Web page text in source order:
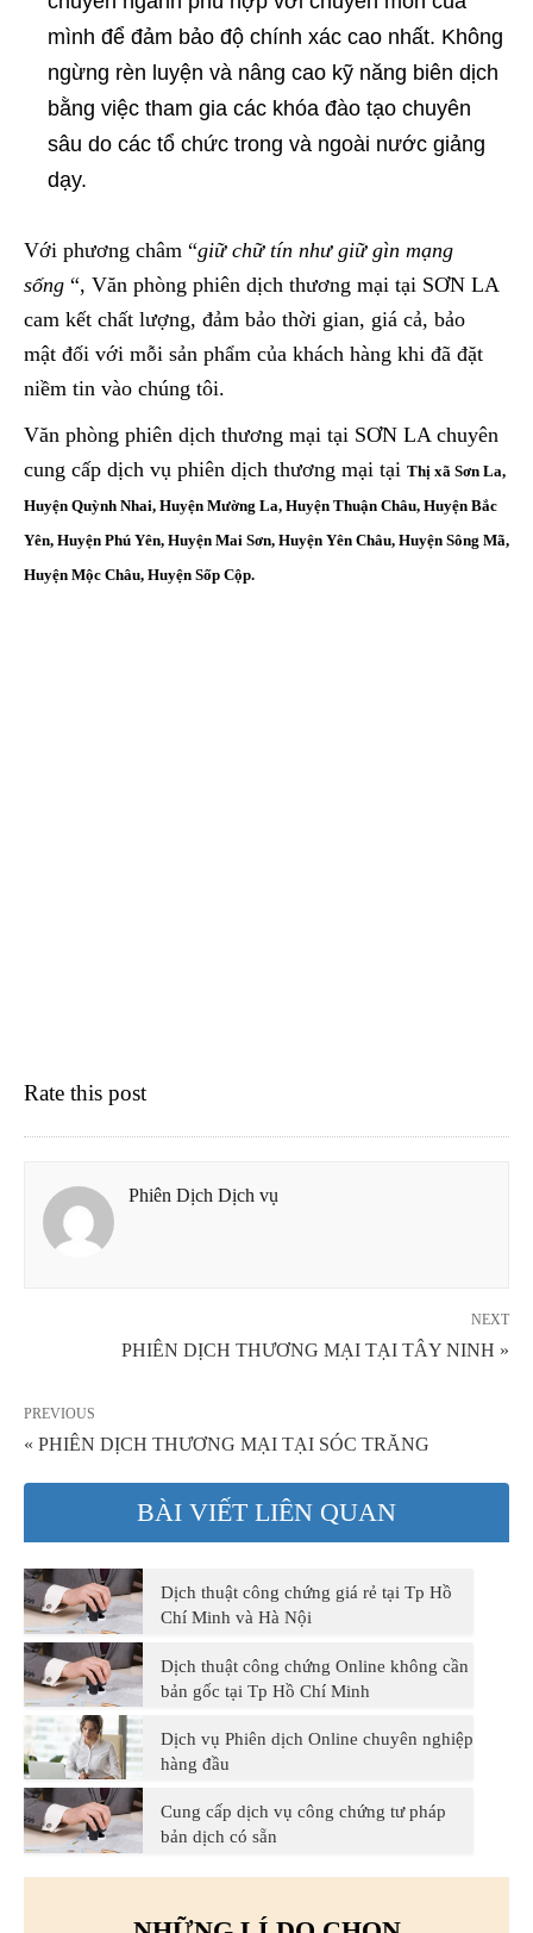
mình để đảm bảo độ chính xác cao nhất. Không
ngừng rèn luyện và nâng cao kỹ năng biên dịch
bằng việc tham gia các khóa đào tạo chuyên
sâu do các tổ chức trong và ngoài nước giảng
dạy.
Với phương châm “giữ chữ tín như giữ gìn mạng
sống “, Văn phòng phiên dịch thương mại tại SƠN LA
cam kết chất lượng, đảm bảo thời gian, giá cả, bảo
mật đối với mỗi sản phẩm của khách hàng khi đã đặt
niềm tin vào chúng tôi.
Văn phòng phiên dịch thương mại tại SƠN LA chuyên
cung cấp dịch vụ phiên dịch thương mại tại Thị xã Sơn La,
Huyện Quỳnh Nhai, Huyện Mường La, Huyện Thuận Châu, Huyện Bắc
Yên, Huyện Phú Yên, Huyện Mai Sơn, Huyện Yên Châu, Huyện Sông Mã,
Huyện Mộc Châu, Huyện Sốp Cộp.
Rate this post
Phiên Dịch Dịch vụ
NEXT
PHIÊN DỊCH THƯƠNG MẠI TẠI TÂY NINH »
PREVIOUS
« PHIÊN DỊCH THƯƠNG MẠI TẠI SÓC TRĂNG
BÀI VIẾT LIÊN QUAN
Dịch thuật công chứng giá rẻ tại Tp Hồ
Chí Minh và Hà Nội
Dịch thuật công chứng Online không cần
bản gốc tại Tp Hồ Chí Minh
Dịch vụ Phiên dịch Online chuyên nghiệp
hàng đầu
Cung cấp dịch vụ công chứng tư pháp
bản dịch có sẵn